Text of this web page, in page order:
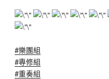
#樂團組
#專修組
#重奏組